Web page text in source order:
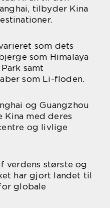
tilbyder Kina
som dets
som Himalaya
samt
som Li-floden.
og Guangzhou
med deres
og livlige
verdens største og
har gjort landet til
globale